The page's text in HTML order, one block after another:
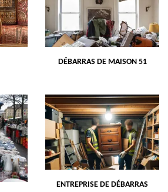
DÉBARRAS DE MAISON 51
ENTREPRISE DE DÉBARRAS